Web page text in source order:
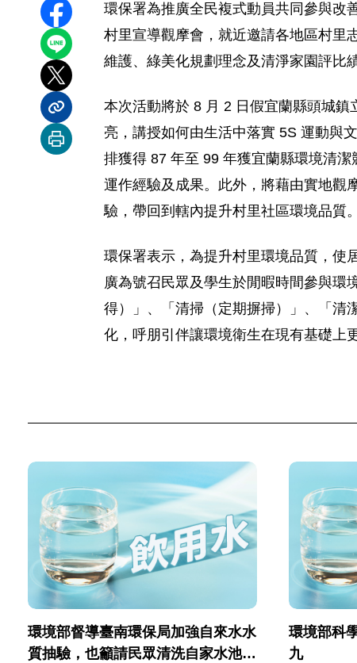
分享至 Facebook
分享到 LINE
分享到 X
分享內容連結
列印本頁
環保署為推廣全民複式動員共同參與改
村里宣導觀摩會，就近邀請各地區村里
維護、綠美化規劃理念及清淨家園評比
本次活動將於 8 月 2 日假宜蘭縣頭城
亮，講授如何由生活中落實 5S 運動與
排獲得 87 年至 99 年獲宜蘭縣環境清
運作經驗及成果。此外，將藉由實地觀
驗，帶回到轄內提升村里社區環境品質。
環保署表示，為提升村里環境品質，使
廣為號召民眾及學生於閒暇時間參與環
得）」、「清掃（定期摒掃）」、「清
化，呼朋引伴讓環境衛生在現有基礎上
環境部督導臺南環保局加強自來水水
質抽驗，也籲請民眾清洗自家水池水
環境部科
九